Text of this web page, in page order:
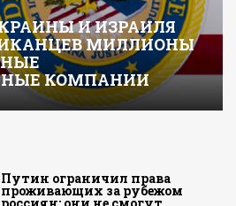
И ИЗРАИЛЯ
МИЛЛИОНЫ
КОМПАНИИ
Путин ограничил права
проживающих за рубежом